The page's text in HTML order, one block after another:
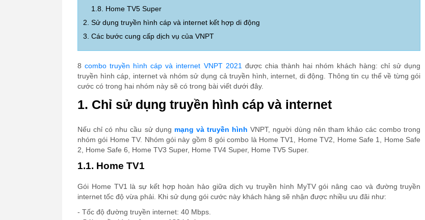
1.8. Home TV5 Super
2. Sử dụng truyền hình cáp và internet kết hợp di động
3. Các bước cung cấp dịch vụ của VNPT
8combo truyền hình cáp và internet VNPT 2021được chia thành hai nhóm khách hàng: chỉ sử dụng
truyền hình cáp, internet và nhóm sử dụng cả truyền hình, internet, di động. Thông tin cụ thể về từng gói
cước có trong hai nhóm này sẽ có trong bài viết dưới đây.
1. Chỉ sử dụng truyền hình cáp và internet
Nếu chỉ có nhu cầu sử dụng mạng và truyền hình VNPT, người dùng nên tham khảo các combo trong
nhóm gói Home TV. Nhóm gói này gồm 8 gói combo là Home TV1, Home TV2, Home Safe 1, Home Safe
2, Home Safe 6, Home TV3 Super, Home TV4 Super, Home TV5 Super.
1.1. Home TV1
Gói Home TV1 là sự kết hợp hoàn hảo giữa dịch vụ truyền hình MyTV gói nâng cao và đường truyền
internet tốc độ vừa phải. Khi sử dụng gói cước này khách hàng sẽ nhận được nhiều ưu đãi như:
- Tốc độ đường truyền internet: 40 Mbps.